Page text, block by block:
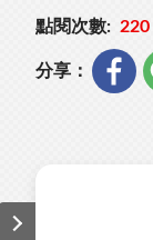
點閱次數: 220
分享：